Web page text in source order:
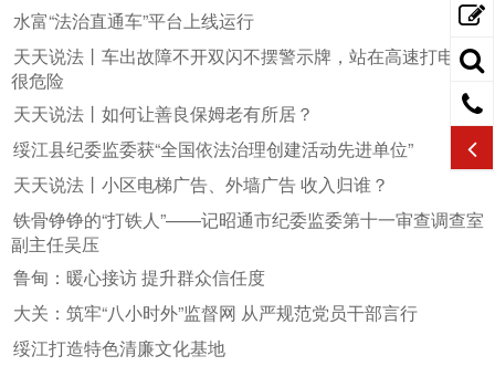
水富“法治直通车”平台上线运行
天天说法丨车出故障不开双闪不摆警示牌，站在高速打电话
很危险
天天说法丨如何让善良保姆老有所居？
绥江县纪委监委获“全国依法治理创建活动先进单位”
天天说法丨小区电梯广告、外墙广告 收入归谁？
铁骨铮铮的“打铁人”——记昭通市纪委监委第十一审查调查室
副主任吴压
鲁甸：暖心接访 提升群众信任度
大关：筑牢“八小时外”监督网 从严规范党员干部言行
绥江打造特色清廉文化基地